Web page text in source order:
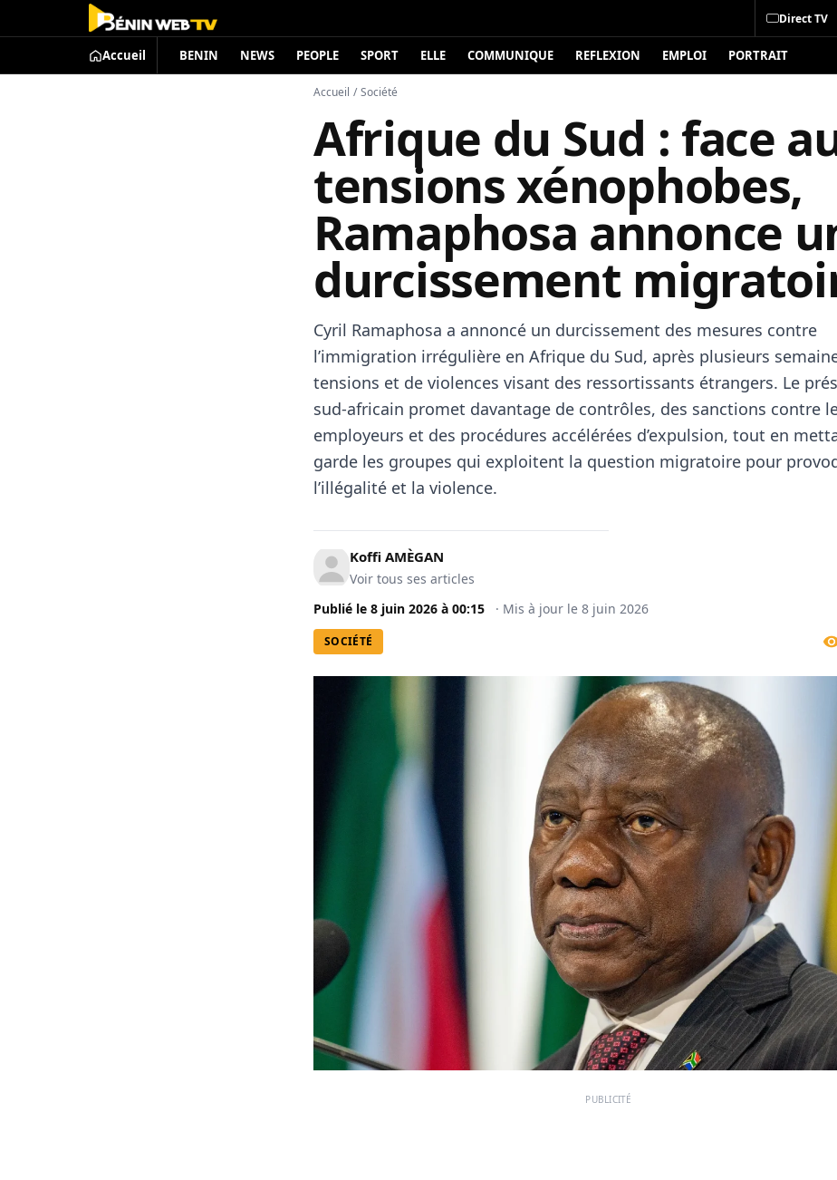
Direct TV
Accueil BENIN NEWS PEOPLE SPORT ELLE COMMUNIQUE REFLEXION EMPLOI PORTRAIT
Accueil / Société
Afrique du Sud : face
tensions xénophobes,
Ramaphosa annonce
durcissement
Cyril Ramaphosa a annoncé un durcissement des mesures contre
l’immigration irrégulière en Afrique du Sud, après plusieurs
tensions et de violences visant des ressortissants étrangers. Le
sud-africain promet davantage de contrôles, des sanctions contre
employeurs et des procédures accélérées d’expulsion, tout en
garde les groupes qui exploitent la question migratoire pour
l’illégalité et la violence.
Koffi AMÈGAN
Voir tous ses articles
Publié le 8 juin 2026 à 00:15 · Mis à jour le 8 juin 2026
SOCIÉTÉ
PUBLICITÉ